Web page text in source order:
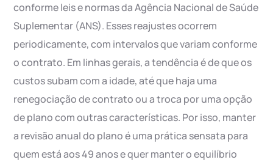
conforme leis e normas da Agência Nacional de Saúde
Suplementar (ANS). Esses reajustes ocorrem
periodicamente, com intervalos que variam conforme
o contrato. Em linhas gerais, a tendência é de que os
custos subam com a idade, até que haja uma
renegociação de contrato ou a troca por uma opção
de plano com outras características. Por isso, manter
a revisão anual do plano é uma prática sensata para
quem está aos 49 anos e quer manter o equilíbrio